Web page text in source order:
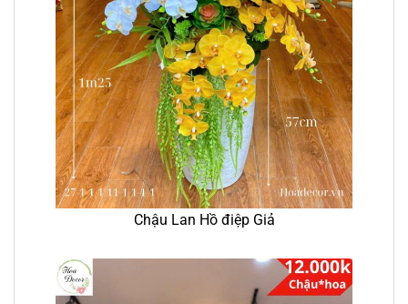
Chậu Lan Hồ điệp Giả